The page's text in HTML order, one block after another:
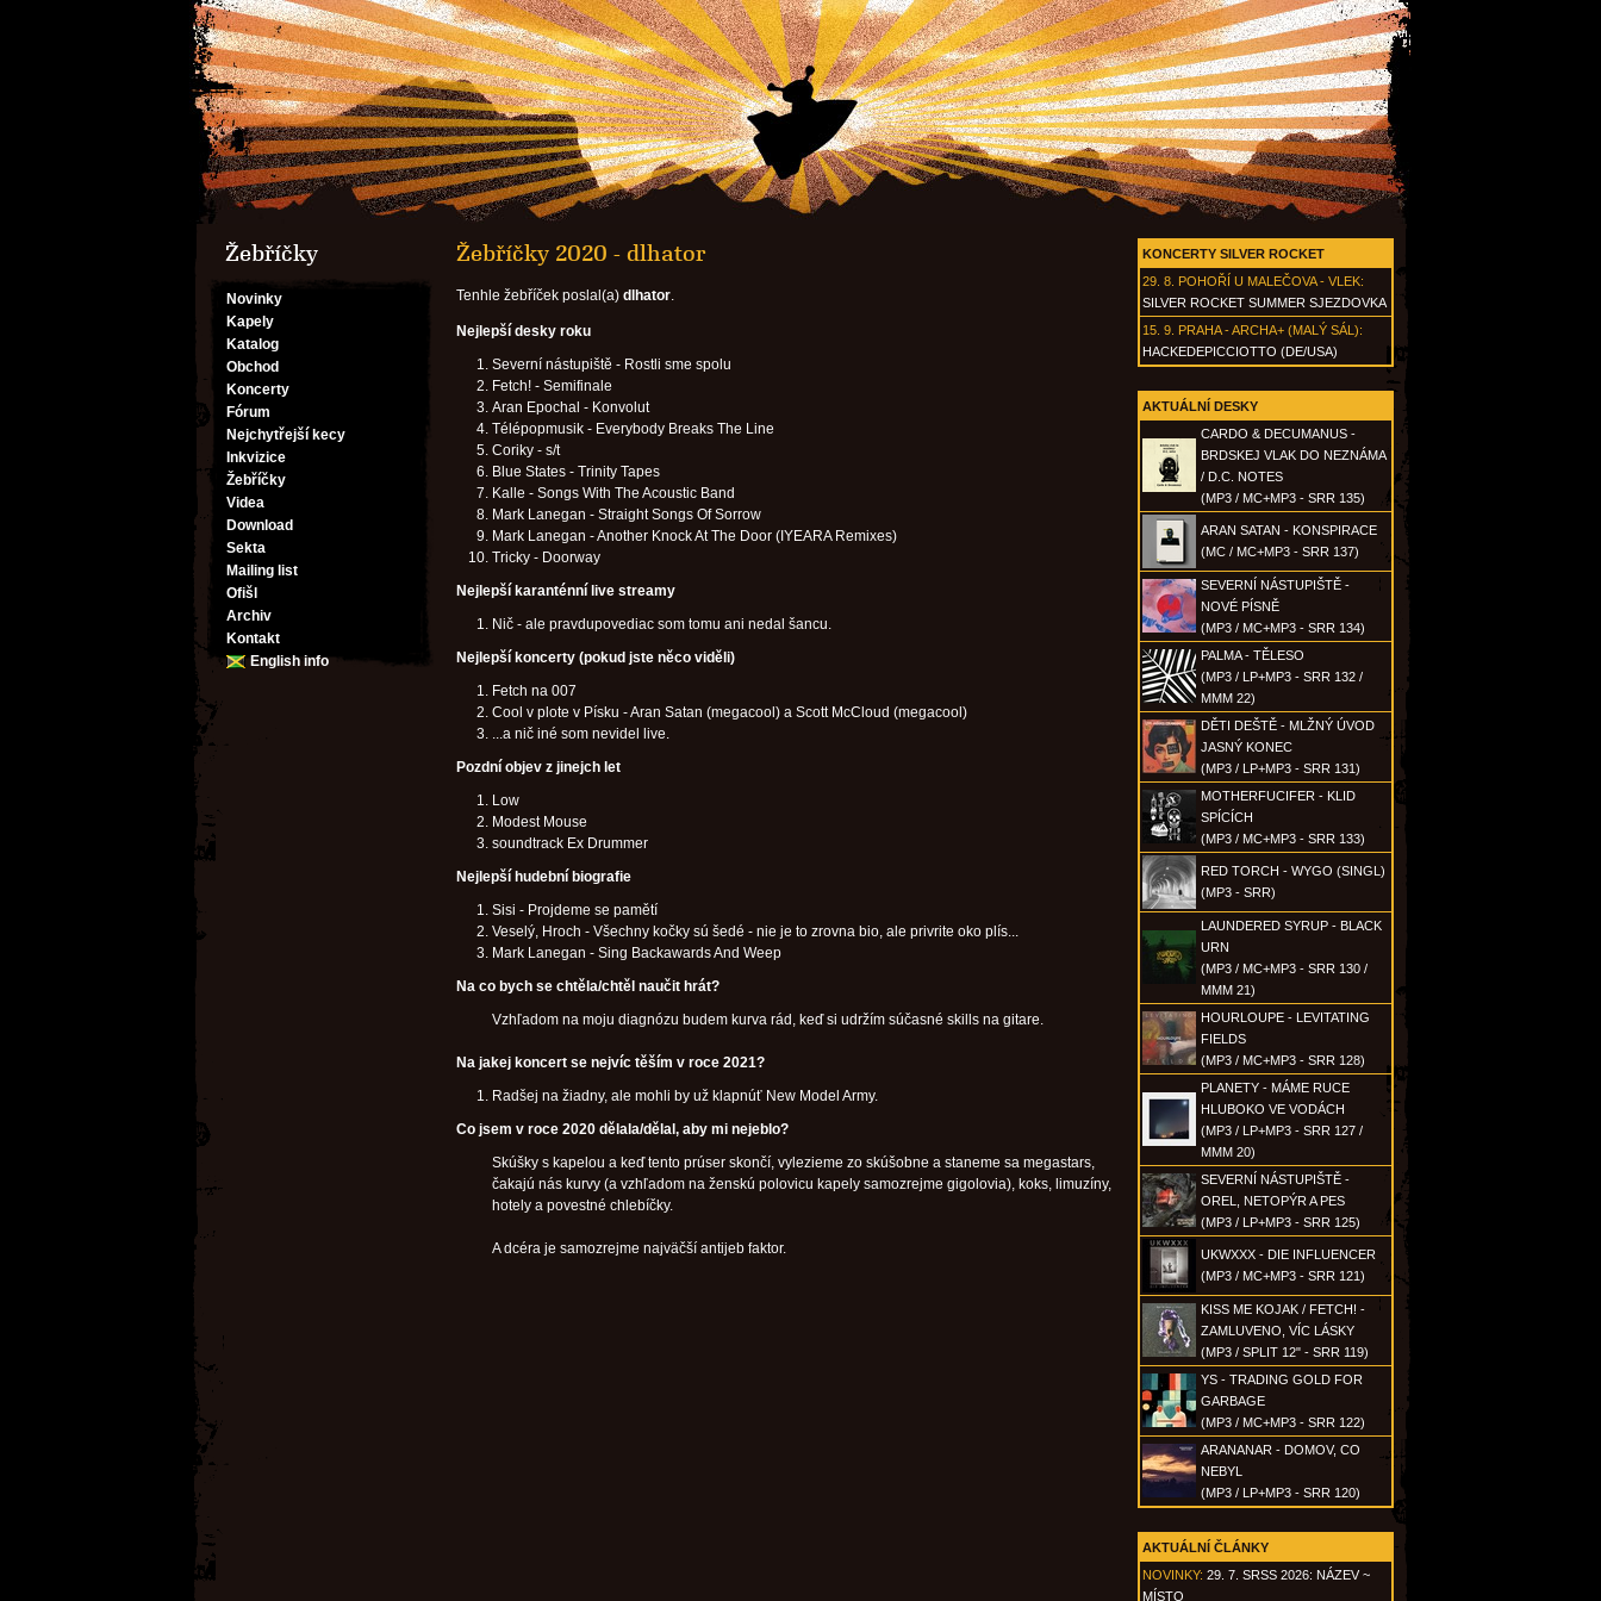
Žebříčky
Novinky
Kapely
Katalog
Obchod
Koncerty
Fórum
Nejchytřejší kecy
Inkvizice
Žebříčky
Videa
Download
Sekta
Mailing list
Ofišl
Archiv
Kontakt
English info
KONCERTY SILVER ROCKET
29. 8. POHOŘÍ U MALEČOVA - VLEK:
SILVER ROCKET SUMMER SJEZDOVKA
15. 9. PRAHA - ARCHA+ (MALÝ SÁL):
HACKEDEPICCIOTTO (DE/USA)
AKTUÁLNÍ DESKY
CARDO & DECUMANUS -
BRDSKEJ VLAK DO NEZNÁMA
/ D.C. NOTES
(MP3 / MC+MP3 - SRR 135)
ARAN SATAN - KONSPIRACE
(MC / MC+MP3 - SRR 137)
SEVERNÍ NÁSTUPIŠTĚ -
NOVÉ PÍSNĚ
(MP3 / MC+MP3 - SRR 134)
PALMA - TĚLESO
(MP3 / LP+MP3 - SRR 132 /
MMM 22)
DĚTI DEŠTĚ - MLŽNÝ ÚVOD
JASNÝ KONEC
(MP3 / LP+MP3 - SRR 131)
MOTHERFUCIFER - KLID
SPÍCÍCH
(MP3 / MC+MP3 - SRR 133)
RED TORCH - WYGO (SINGL)
(MP3 - SRR)
LAUNDERED SYRUP - BLACK
URN
(MP3 / MC+MP3 - SRR 130 /
MMM 21)
HOURLOUPE - LEVITATING
FIELDS
(MP3 / MC+MP3 - SRR 128)
PLANETY - MÁME RUCE
HLUBOKO VE VODÁCH
(MP3 / LP+MP3 - SRR 127 /
MMM 20)
SEVERNÍ NÁSTUPIŠTĚ -
OREL, NETOPÝR A PES
(MP3 / LP+MP3 - SRR 125)
UKWXXX - DIE INFLUENCER
(MP3 / MC+MP3 - SRR 121)
KISS ME KOJAK / FETCH! -
ZAMLUVENO, VÍC LÁSKY
(MP3 / SPLIT 12" - SRR 119)
YS - TRADING GOLD FOR
GARBAGE
(MP3 / MC+MP3 - SRR 122)
ARANANAR - DOMOV, CO
NEBYL
(MP3 / LP+MP3 - SRR 120)
AKTUÁLNÍ ČLÁNKY
NOVINKY: 29. 7. SRSS 2026: NÁZEV ~
MÍSTO
Žebříčky 2020 - dlhator
Tenhle žebříček poslal(a) dlhator.
Nejlepší desky roku
Severní nástupiště - Rostli sme spolu
Fetch! - Semifinale
Aran Epochal - Konvolut
Télépopmusik - Everybody Breaks The Line
Coriky - s/t
Blue States - Trinity Tapes
Kalle - Songs With The Acoustic Band
Mark Lanegan - Straight Songs Of Sorrow
Mark Lanegan - Another Knock At The Door (IYEARA Remixes)
Tricky - Doorway
Nejlepší karanténní live streamy
Nič - ale pravdupovediac som tomu ani nedal šancu.
Nejlepší koncerty (pokud jste něco viděli)
Fetch na 007
Cool v plote v Písku - Aran Satan (megacool) a Scott McCloud (megacool)
...a nič iné som nevidel live.
Pozdní objev z jinejch let
Low
Modest Mouse
soundtrack Ex Drummer
Nejlepší hudební biografie
Sisi - Projdeme se pamětí
Veselý, Hroch - Všechny kočky sú šedé - nie je to zrovna bio, ale privrite oko plís...
Mark Lanegan - Sing Backawards And Weep
Na co bych se chtěla/chtěl naučit hrát?
Vzhľadom na moju diagnózu budem kurva rád, keď si udržím súčasné skills na gitare.
Na jakej koncert se nejvíc těším v roce 2021?
Radšej na žiadny, ale mohli by už klapnúť New Model Army.
Co jsem v roce 2020 dělala/dělal, aby mi nejeblo?
Skúšky s kapelou a keď tento prúser skončí, vylezieme zo skúšobne a staneme sa megastars,
čakajú nás kurvy (a vzhľadom na ženskú polovicu kapely samozrejme gigolovia), koks, limuzíny,
hotely a povestné chlebíčky.
A dcéra je samozrejme najväčší antijeb faktor.